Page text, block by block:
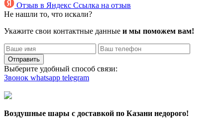
Отзыв в Яндекс Ссылка на отзыв
Не нашли то, что искали?
Укажите свои контактные данные и мы поможем вам!
Отправить
Выберите удобный способ связи:
Звонок whatsapp telegram
Воздушные шары с доставкой по Казани недорого!